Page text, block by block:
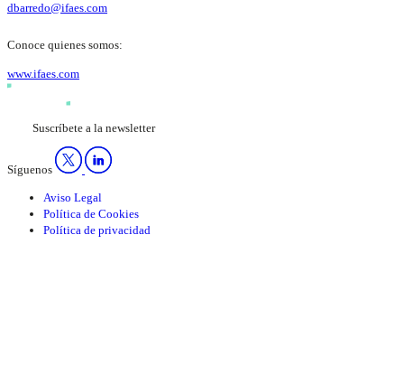
dbarredo@ifaes.com
Conoce quienes somos:
www.ifaes.com
Suscríbete a la newsletter
Síguenos
Aviso Legal
Política de Cookies
Política de privacidad